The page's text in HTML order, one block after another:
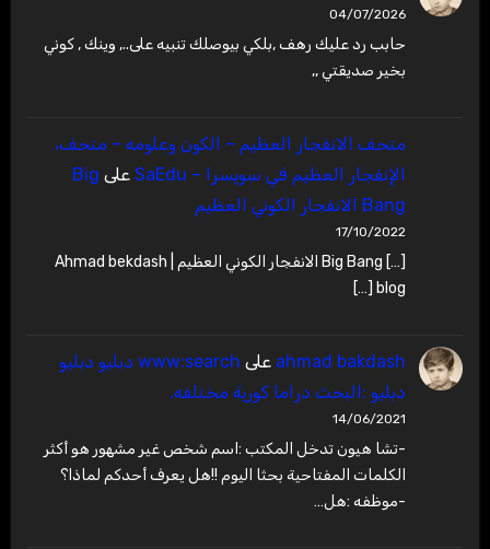
04/07/2026
حابب رد عليك رهف ,بلكي بيوصلك تنبيه على.., وينك , كوني
بخير صديقتي ,,
متحف الانفجار العظيم – ‫الكون وعلومه – متحف،
الإنفجار العظيم في سويسرا – SaEdu
على Big
Bang الانفجار الكوني العظيم
17/10/2022
[…] Big Bang الانفجار الكوني العظيم | Ahmad bekdash
blog […]
ahmad bakdash على
www:search دبليو دبليو
دبليو :البحث دراما كورية مختلفه.
14/06/2021
-تشا هيون تدخل المكتب :اسم شخص غير مشهور هو أكثر
الكلمات المفتاحية بحثا اليوم !!هل يعرف أحدكم لماذا؟
-موظفه :هل…